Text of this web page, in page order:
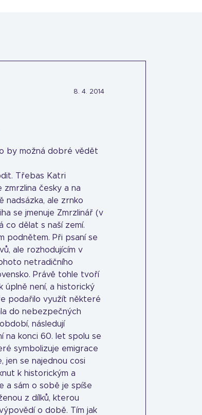
8. 4. 2014
by možná dobré vědět
Třebas Katri
zmrzlina česky a na
nadsázka, ale zrnko
se jmenuje Zmrzlinář (v
co dělat s naší zemí.
podnětem. Při psaní se
ale rozhodujícím v
netradičního
Právě tohle tvoří
úplně není, a historický
podařilo využít některé
do nebezpečných
následují
na konci 60. let spolu se
symbolizuje emigrace
jen se najednou cosi
k historickým a
a sám o sobě je spíše
z dílků, kterou
o době. Tím jak